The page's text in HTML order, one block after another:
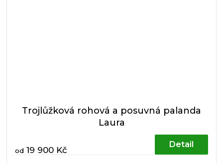
Trojlůžková rohová a posuvná palanda
Laura
od 19 900 Kč
Detail